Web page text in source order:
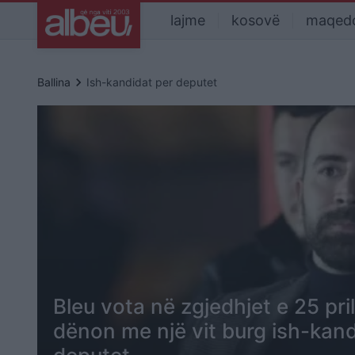
lajme kosovë
Ballina keyboard_arrow_right Ish-kandidat per deputet
Bleu vota në zgjedhjet e 25
dënon me një vit burg ish-